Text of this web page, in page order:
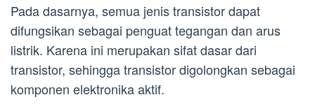
Pada dasarnya, semua jenis transistor dapat
difungsikan sebagai penguat tegangan dan arus
listrik. Karena ini merupakan sifat dasar dari
transistor, sehingga transistor digolongkan sebagai
komponen elektronika aktif.